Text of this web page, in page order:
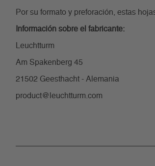
Por su formato y preforación, estas
Información sobre el fabricante:
Leuchtturm
Am Spakenberg 45
21502 Geesthacht - Alemania
product@leuchtturm.com